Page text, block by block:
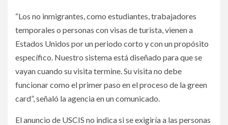
“Los no inmigrantes, como estudiantes, trabajadores
temporales o personas con visas de turista, vienen a
Estados Unidos por un periodo corto y con un propósito
específico. Nuestro sistema está diseñado para que se
vayan cuando su visita termine. Su visita no debe
funcionar como el primer paso en el proceso de la green
card”, señaló la agencia en un comunicado.
El anuncio de USCIS no indica si se exigiría a las personas